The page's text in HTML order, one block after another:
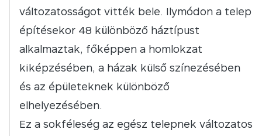
változatosságot vitték bele. Ilymódon a telep
építésekor 48 különböző háztípust
alkalmaztak, főképpen a homlokzat
kiképzésében, a házak külső színezésében
és az épületeknek különböző
elhelyezésében.
Ez a sokféleség az egész telepnek változatos